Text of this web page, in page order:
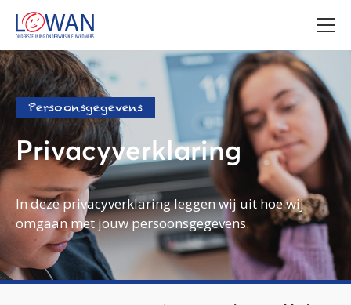
Persoonsgegevens
Privacyverklaring
In deze privacyverklaring leggen wij uit hoe wij
omgaan met jouw persoonsgegevens.